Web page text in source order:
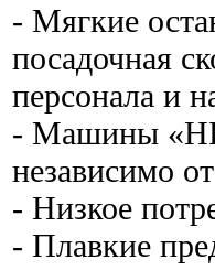
- Мягкие
посадочная
персонала и
- Машины
независимо
- Низкое
- Плавкие